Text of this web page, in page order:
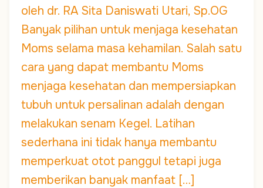
oleh dr. RA Sita Daniswati Utari, Sp.OG
Banyak pilihan untuk menjaga kesehatan
Moms selama masa kehamilan. Salah satu
cara yang dapat membantu Moms
menjaga kesehatan dan mempersiapkan
tubuh untuk persalinan adalah dengan
melakukan senam Kegel. Latihan
sederhana ini tidak hanya membantu
memperkuat otot panggul tetapi juga
memberikan banyak manfaat […]